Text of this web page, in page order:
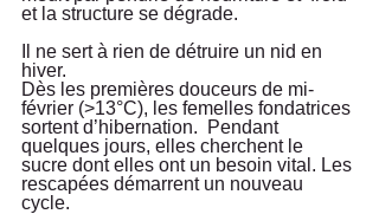
et la structure se dégrade.
Il ne sert à rien de détruire un nid en
hiver.
Dès les premières douceurs de mi-
février (>13°C), les femelles fondatrices
sortent d’hibernation.  Pendant
quelques jours, elles cherchent le
sucre dont elles ont un besoin vital. Les
rescapées démarrent un nouveau
cycle.